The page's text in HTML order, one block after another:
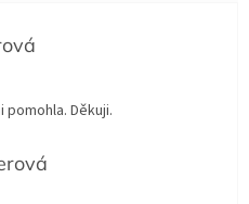
je 5 z 5 hvězdiček.
pomohla. Děkuji.
je 5 z 5 hvězdiček.